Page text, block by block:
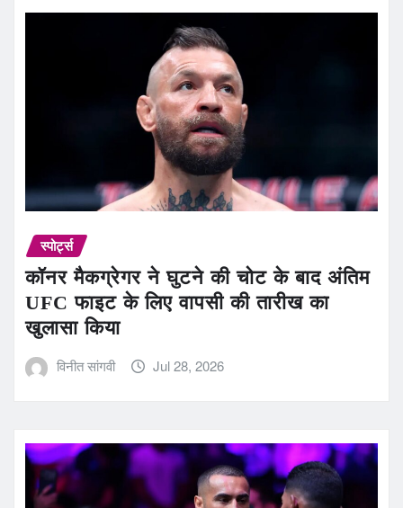
स्पोर्ट्स
कॉनर मैकग्रेगर ने घुटने की चोट के बाद अंतिम
UFC फाइट के लिए वापसी की तारीख का
खुलासा किया
विनीत सांगवी Jul 28, 2026